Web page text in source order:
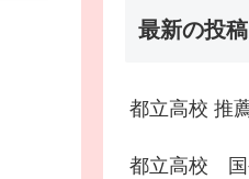
最新の投稿
都立高校 推
都立高校 国